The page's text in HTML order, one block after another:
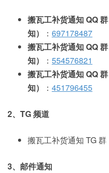
搬瓦工补货通知 QQ
知）
： 697178487
搬瓦工补货通知 QQ
知）
： 554576821
搬瓦工补货通知 QQ
知）
： 451796455
2、TG 频道
搬瓦工补货通知 TG 群
3、邮件通知